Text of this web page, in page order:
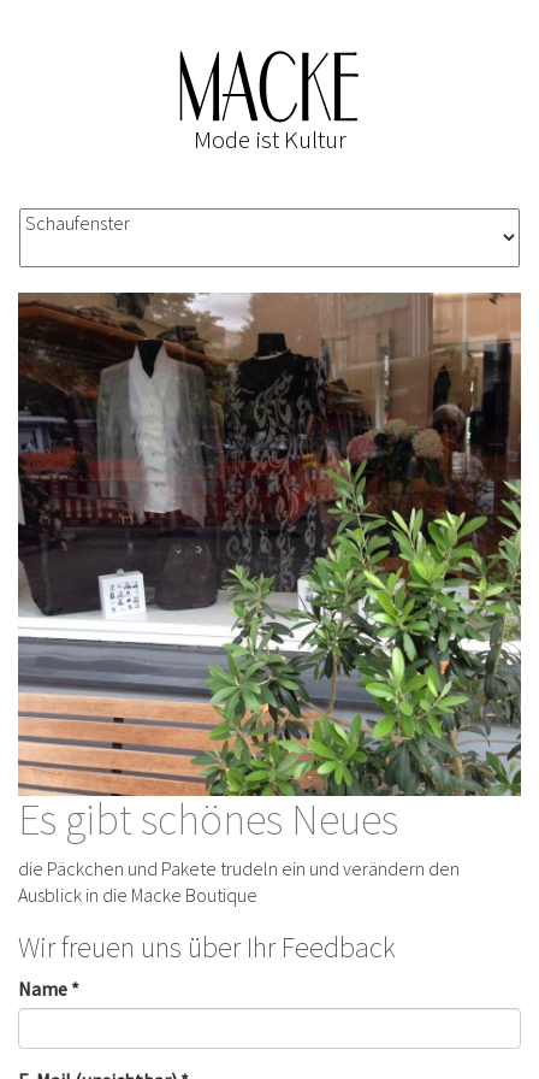
Mode ist Kultur
Es gibt schönes Neues
die Päckchen und Pakete trudeln ein und verändern den
Ausblick in die Macke Boutique
Wir freuen uns über Ihr Feedback
Name *